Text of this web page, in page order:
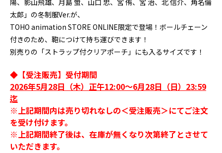
陽、影山飛雄、月島 蛍、山口 忠、宮 侑、宮 治、北 信介、角名倫
太郎」の冬制服Ver.が、
TOHO animation STORE ONLINE限定で登場！ボールチェーン
付きのため、鞄につけて持ち運びできます！
別売りの「ストラップ付クリアポーチ」にも入るサイズです！
◆【受注販売】受付期間
2026年5月28日（木）正午12:00～6月28日（日）23:59
迄
※上記期間内は売り切れなしの＜受注販売＞にてご注文
を受け付けます。
※上記期間終了後は、在庫が無くなり次第終了とさせて
いただきます。